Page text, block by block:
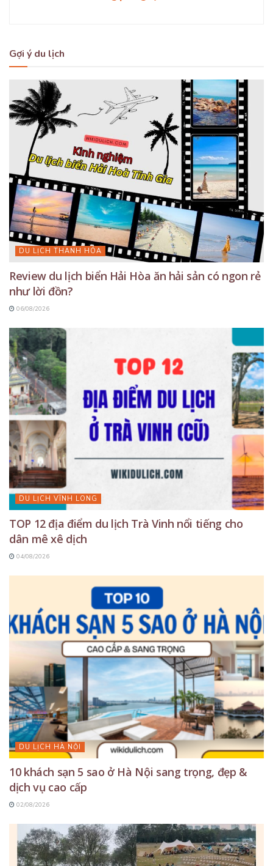
Gợi ý du lịch
DU LỊCH THANH HÓA
Review du lịch biển Hải Hòa ăn hải sản có ngon rẻ
như lời đồn?
06/08/2026
DU LỊCH VĨNH LONG
TOP 12 địa điểm du lịch Trà Vinh nổi tiếng cho
dân mê xê dịch
04/08/2026
DU LỊCH HÀ NỘI
10 khách sạn 5 sao ở Hà Nội sang trọng, đẹp &
dịch vụ cao cấp
02/08/2026